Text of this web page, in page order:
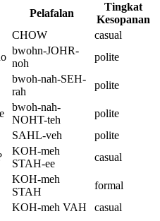
Pelafalan
Tingkat
Kesopanan
CHOW
casual
bwohn-JOHR-
noh
polite
bwoh-nah-SEH-
rah
polite
bwoh-nah-
NOHT-teh
polite
SAHL-veh
polite
KOH-meh
STAH-ee
casual
KOH-meh
STAH
formal
KOH-meh VAH
casual